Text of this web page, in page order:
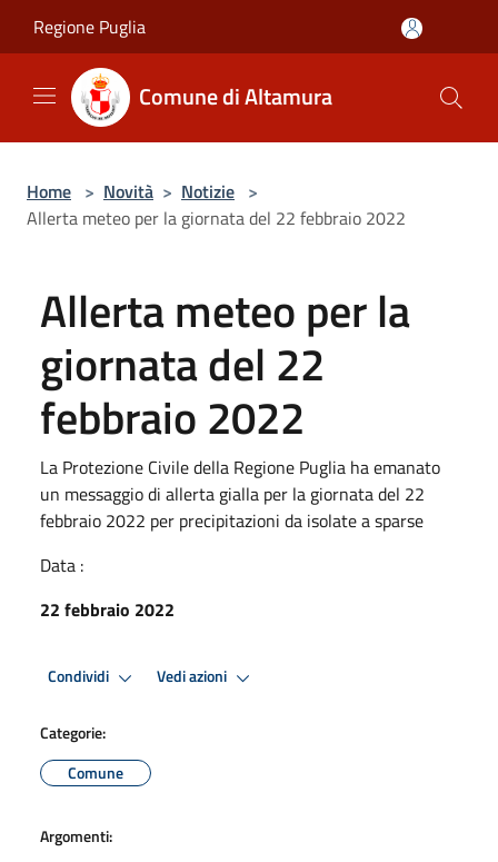
Regione Puglia
Comune di Altamura
Home > Novità > Notizie >
Allerta meteo per la giornata del 22 febbraio 2022
Allerta meteo per la
giornata del 22
febbraio 2022
La Protezione Civile della Regione Puglia ha emanato
un messaggio di allerta gialla per la giornata del 22
febbraio 2022 per precipitazioni da isolate a sparse
Data :
22 febbraio 2022
Condividi Vedi azioni
Categorie:
Comune
Argomenti: